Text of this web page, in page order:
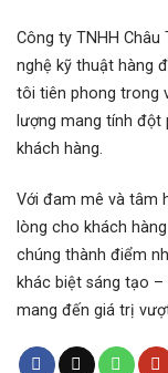
Wittenstein
Wittenstein
Wittenstein
Wittenstein LP
Wittenstein LP
Công ty TNHH Châu
nghệ kỹ thuật hàng
tôi tiên phong trong
lượng mang tính
khách hàng.
Với đam mê và tâm
lòng cho khách
chúng thành điểm
khác biệt sáng tạo –
mang đến giá trị